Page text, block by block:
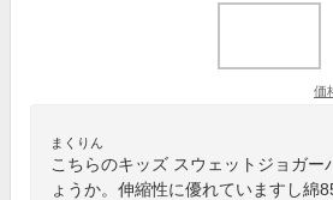
価
まくりん
こちらのキッズ スウェットジョガー
ょうか。伸縮性に優れていますし綿